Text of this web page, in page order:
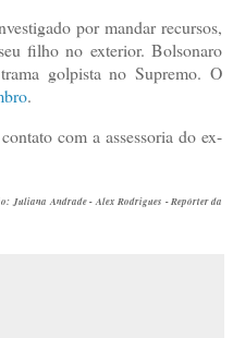
por mandar recursos,
filho no exterior. Bolsonaro
golpista no Supremo. O
.
com a assessoria do ex-
Juliana Andrade - Alex Rodrigues - Repórter da